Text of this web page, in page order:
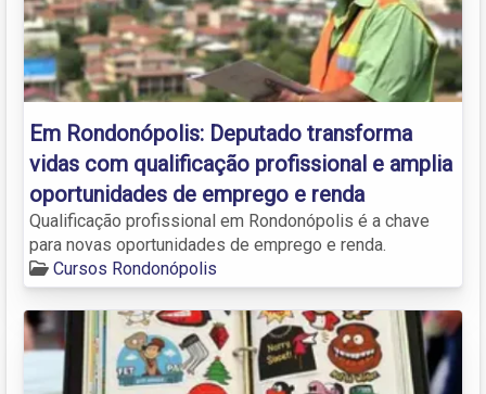
Em Rondonópolis: Deputado transforma
vidas com qualificação profissional e amplia
oportunidades de emprego e renda
Qualificação profissional em Rondonópolis é a chave
para novas oportunidades de emprego e renda.
Cursos Rondonópolis